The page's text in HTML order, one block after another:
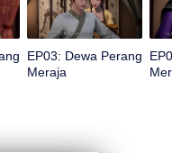
EP03: Dewa Perang
Meraja